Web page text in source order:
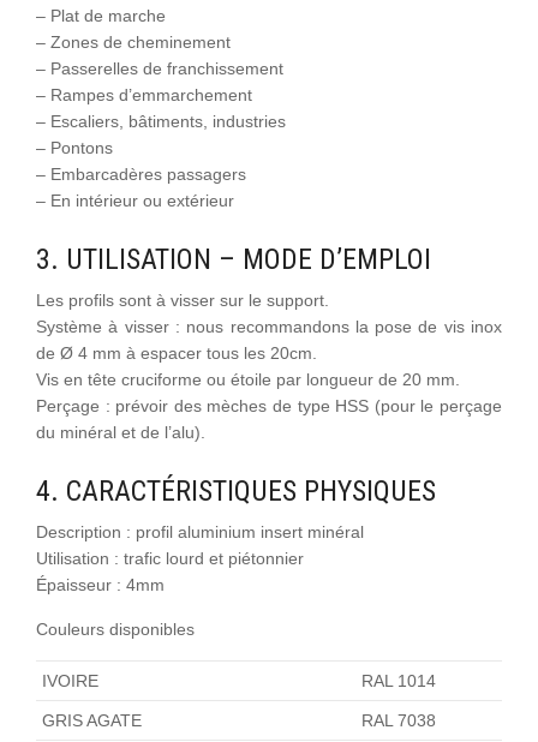
– Plat de marche
– Zones de cheminement
– Passerelles de franchissement
– Rampes d’emmarchement
– Escaliers, bâtiments, industries
– Pontons
– Embarcadères passagers
– En intérieur ou extérieur
3. UTILISATION – MODE D’EMPLOI
Les profils sont à visser sur le support.
Système à visser : nous recommandons la pose de vis inox
de Ø 4 mm à espacer tous les 20cm.
Vis en tête cruciforme ou étoile par longueur de 20 mm.
Perçage : prévoir des mèches de type HSS (pour le perçage
du minéral et de l’alu).
4. CARACTÉRISTIQUES PHYSIQUES
Description : profil aluminium insert minéral
Utilisation : trafic lourd et piétonnier
Épaisseur : 4mm
Couleurs disponibles
IVOIRE RAL 1014
GRIS AGATE RAL 7038